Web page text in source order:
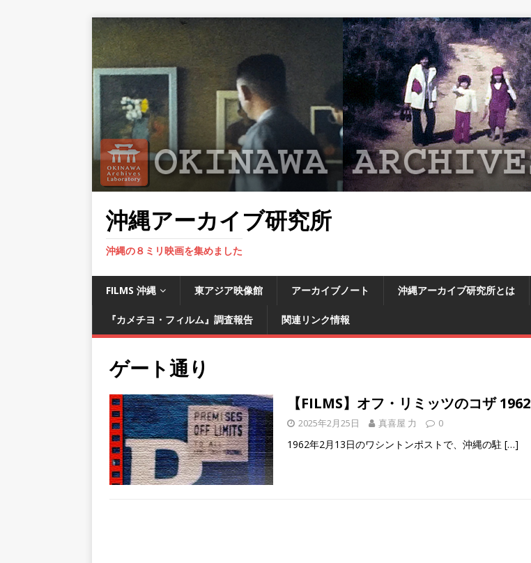
沖縄アーカイブ研究所
沖縄の８ミリ映画を集めました
FILMS 沖縄 東アジア映像館 アーカイブノート 沖縄アーカイブ研究所とは
『カメチヨ・フィルム』調査報告 関連リンク情報
ゲート通り
【FILMS】オフ・リミッツのコザ 1962
2025年2月25日 真喜屋 力 0
1962年2月13日のワシントンポストで、沖縄の駐 […]